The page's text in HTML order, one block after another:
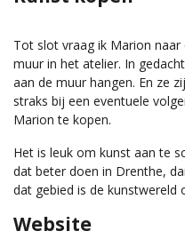
Tot slot vraag ik Marion
muur in het atelier. In
aan de muur hangen. En ze
straks bij een eventuele
Marion te kopen.
Het is leuk om kunst aan te
dat beter doen in Drenthe,
dat gebied is de kunstwereld
Website